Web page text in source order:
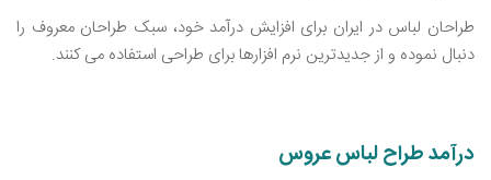
طراحان لباس در ایران برای افزایش درآمد خود، سبک طراحان معروف را
دنبال نموده و از جدیدترین نرم ‌افزارها برای طراحی استفاده می ‌کنند.
درآمد طراح لباس عروس